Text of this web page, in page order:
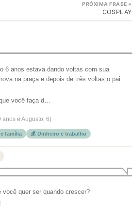
PRÓXIMA FRASE »
COSPLAY
6 anos estava dando voltas com sua
na praça e depois de três voltas o pai
você faça d…
anos e Augusto, 6)
família 💰 Dinheiro e trabalho
você quer ser quando crescer?